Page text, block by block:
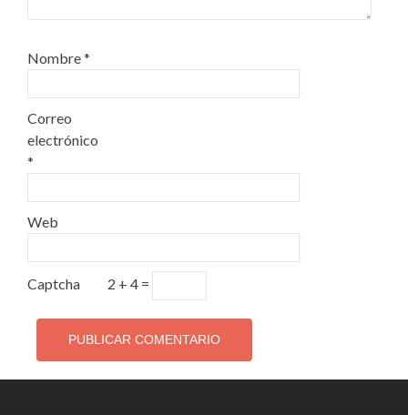
Nombre*
Correo
electrónico
*
Web
Captcha 2 + 4 =